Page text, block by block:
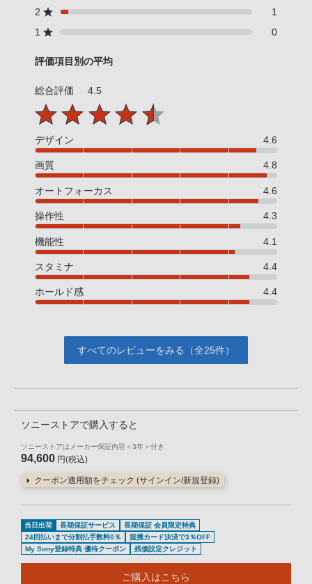
2
1
1
0
評価項目別の平均
総合評価 4.5
デザイン 4.6
画質 4.8
オートフォーカス 4.6
操作性 4.3
機能性 4.1
スタミナ 4.4
ホールド感 4.4
すべてのレビューをみる（全25件）
ソニーストアで購入すると
ソニーストアはメーカー保証内容 ＜3年＞ 付き
94,600 円(税込)
クーポン適用額をチェック (サインイン/新規登録)
当日出荷 長期保証サービス
長期保証 会員限定特典
24回払いまで分割払手数料0％
提携カード決済で3％OFF
My Sony登録特典 優待クーポン
残価設定クレジット
ご購入はこちら